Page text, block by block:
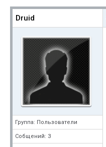
Druid
Группа: Пользователи
Собщений: 3